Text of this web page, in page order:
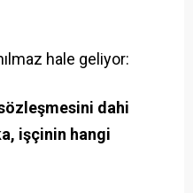
hale geliyor:
dahi
işçinin hangi